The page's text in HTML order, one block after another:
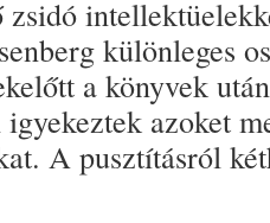
zsidó
különleges
a könyvek
igyekeztek azoket
A pusztításról